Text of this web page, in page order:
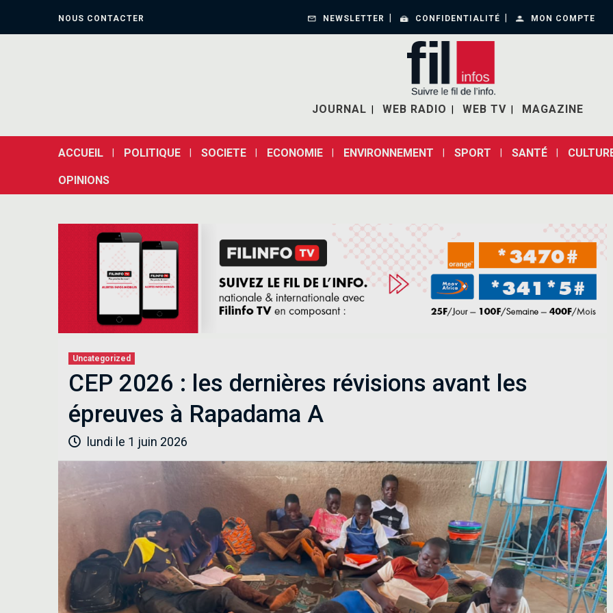
NOUS CONTACTER NEWSLETTER CONFIDENTIALITÉ MON COMPTE
JOURNAL WEB RADIO WEB TV MAGAZINE
ACCUEIL POLITIQUE SOCIETE ECONOMIE ENVIRONNEMENT SPORT SANTÉ
OPINIONS
Uncategorized
CEP 2026 : les dernières révisions avant les
épreuves à Rapadama A
lundi le 1 juin 2026